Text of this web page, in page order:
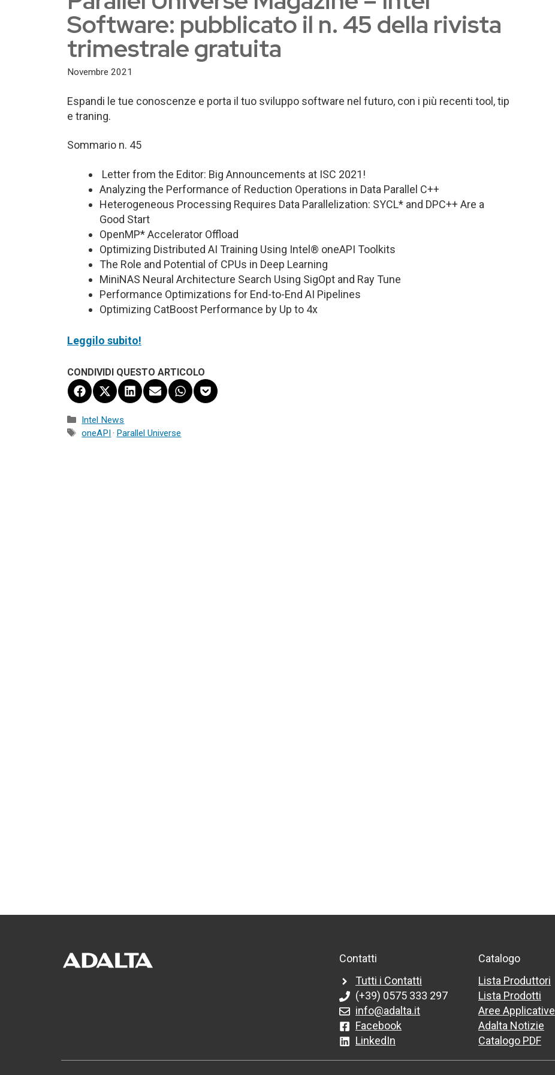
Software: pubblicato il n. 45 della rivista
trimestrale gratuita
Novembre 2021
Espandi le tue conoscenze e porta il tuo sviluppo software nel futuro, con i più recenti tool, tip
e traning.
Sommario n. 45
Letter from the Editor: Big Announcements at ISC 2021!
Analyzing the Performance of Reduction Operations in Data Parallel C++
Heterogeneous Processing Requires Data Parallelization: SYCL* and DPC++ Are a
Good Start
OpenMP* Accelerator Offload
Optimizing Distributed AI Training Using Intel® oneAPI Toolkits
The Role and Potential of CPUs in Deep Learning
MiniNAS Neural Architecture Search Using SigOpt and Ray Tune
Performance Optimizations for End-to-End AI Pipelines
Optimizing CatBoost Performance by Up to 4x
Leggilo subito!
CONDIVIDI QUESTO ARTICOLO
Share
on
Facebook
Share
on
X
(Twitter)
Share
on
Share
on
Share
on
Share
on
Categorie
Intel News
Tag
oneAPI· Parallel Universe
Contatti
Tutti i Contatti
(+39) 0575 333 297
info@adalta.it
Facebook
LinkedIn
Catalogo
Lista Produttori
Lista Prodotti
Aree Applicative
Adalta Notizie
Catalogo PDF